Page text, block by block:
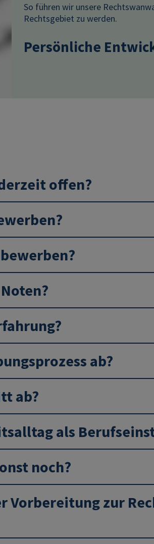
So führen wir unsere
Rechtsgebiet zu werden.
Persönliche
offen?
ab?
ab?
als
noch?
Vorbereitung zur